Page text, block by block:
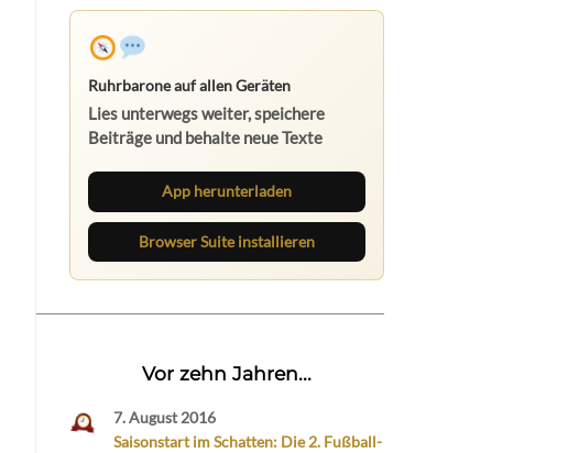
Ruhrbarone auf allen Geräten
Lies unterwegs weiter, speichere
Beiträge und behalte neue Texte
App herunterladen
Browser Suite installieren
Vor zehn Jahren...
7. August 2016
Saisonstart im Schatten: Die 2. Fußball-